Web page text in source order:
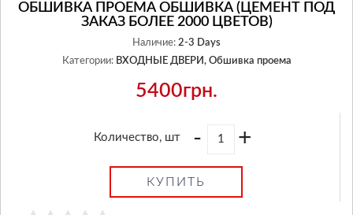
ОБШИВКА ПРОЕМА ОБШИВКА (ЦЕМЕНТ ПОД
ЗАКАЗ БОЛЕЕ 2000 ЦВЕТОВ)
Наличие: 2-3 Days
Категории: ВХОДНЫЕ ДВЕРИ, Обшивка проема
5400грн.
Количество, шт - +
КУПИТЬ